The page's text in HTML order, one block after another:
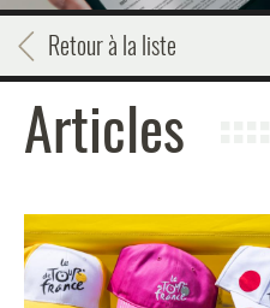
Retour à la liste
Articles